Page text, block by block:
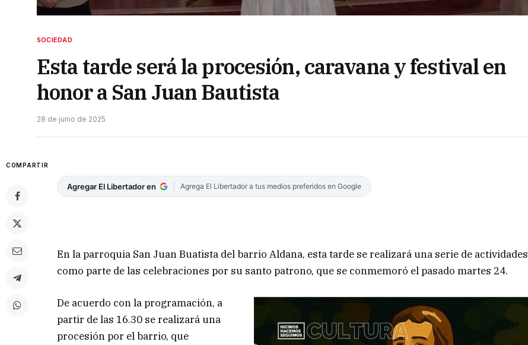
SOCIEDAD
Esta tarde será la procesión, caravana y festival en
honor a San Juan Bautista
28 de junio de 2025
COMPARTIR
Agregar El Libertador en Agrega El Libertador a tus medios preferidos en Google
En la parroquia San Juan Buatista del barrio Aldana, esta tarde se realizará una serie de actividades
como parte de las celebraciones por su santo patrono, que se conmemoró el pasado martes 24.
De acuerdo con la programación, a
partir de las 16.30 se realizará una
procesión por el barrio, que